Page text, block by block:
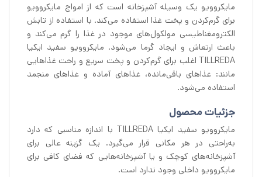
مایکروویو یک وسیله آشپزخانه است که از امواج مایکروویو
برای گرم‌کردن و پخت غذا استفاده می‌کند. با استفاده از تابش
الکترومغناطیسی مولکول‌های موجود در غذا را گرم می‌کند و
باعث ارتعاش و ایجاد گرما می‌شود. مایکروویو سفید ایکیا
TILLREDA اغلب برای گرم‌کردن و پخت سریع و راحت غذاهایی
مانند: غذاهای باقی‌مانده، غذاهای آماده و غذاهای منجمد
استفاده می‌شود.
جزئیات محصول
مایکروویو سفید ایکیا TILLREDA با اندازه مناسبی که دارد
به‌راحتی در هر مکانی قرار می‌گیرد. یک گزینه عالی برای
آشپزخانه‌های کوچک و یا آشپزخانه‌هایی که فضای کافی برای
مایکروویو داخلی وجود ندارد است.